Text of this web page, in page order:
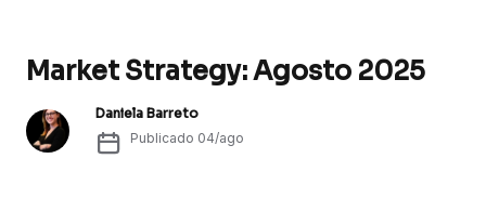
Market Strategy: Agosto 2025
Daniela Barreto
Publicado 04/ago